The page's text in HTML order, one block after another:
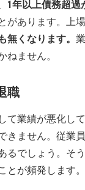
1年以上債務超過
があります。上
無くなります。
ねません。
職
て業績が悪化し
きません。従業
るでしょう。そ
とが頻発します。